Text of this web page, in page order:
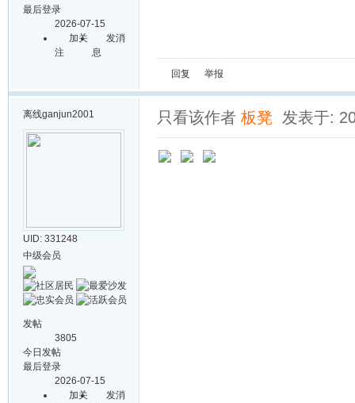
最后登录
2026-07-15
加关
注
发消
息
回复 举报
离线ganjun2001
UID: 331248
中级会员
发帖
3805
今日发帖
最后登录
2026-07-15
加关
发消
只看该作者 板凳 发表于: